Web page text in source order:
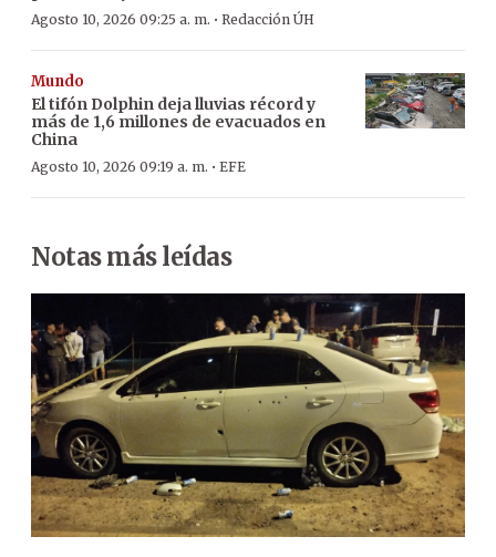
Agosto 10, 2026 09:25 a. m. · Redacción ÚH
Mundo
El tifón Dolphin deja lluvias récord y
más de 1,6 millones de evacuados en
China
Agosto 10, 2026 09:19 a. m. · EFE
Notas más leídas